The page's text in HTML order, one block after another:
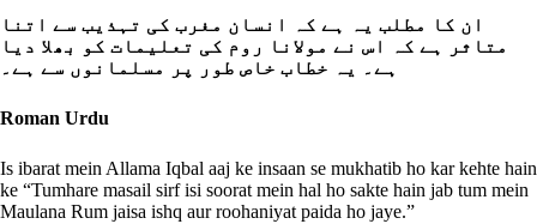
ان کا مطلب یہ ہے کہ انسان مغرب کی تہذیب سے اتنا
متاثر ہے کہ اس نے مولانا روم کی تعلیمات کو بھلا دیا
ہے۔ یہ خطاب خاص طور پر مسلمانوں سے ہے۔
Roman Urdu
Is ibarat mein Allama Iqbal aaj ke insaan se mukhatib ho kar kehte hain
ke “Tumhare masail sirf isi soorat mein hal ho sakte hain jab tum mein
Maulana Rum jaisa ishq aur roohaniyat paida ho jaye.”